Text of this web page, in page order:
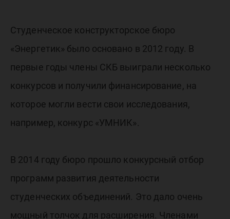
Студенческое конструкторское бюро
«Энергетик» было основано в 2012 году. В
первые годы члены СКБ выиграли несколько
конкурсов и получили финансирование, на
которое могли вести свои исследования,
например, конкурс «УМНИК».
В 2014 году бюро прошло конкурсный отбор
программ развития деятельности
студенческих объединений. Это дало очень
мощный толчок для расширения. Членами